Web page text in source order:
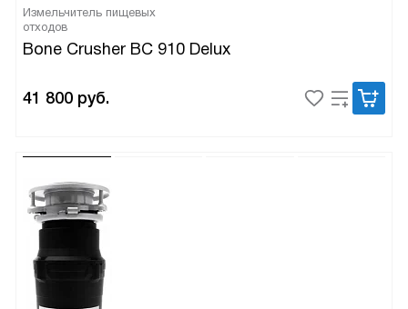
Измельчитель пищевых
отходов
Bone Crusher BC 910 Delux
41 800 руб.